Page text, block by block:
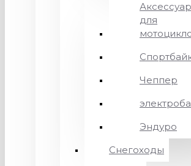
для
Чеппер
Эндуро
Снегоходы